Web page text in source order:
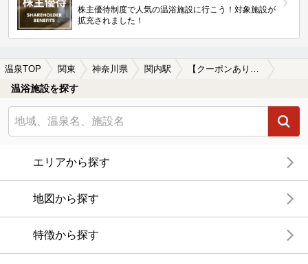
株主優待制度で人気の温浴施設に行こう！対象施設が
拡充されました！
温泉TOP 関東 神奈川県 関内駅
温浴施設を探す
エリアから探す
地図から探す
特徴から探す